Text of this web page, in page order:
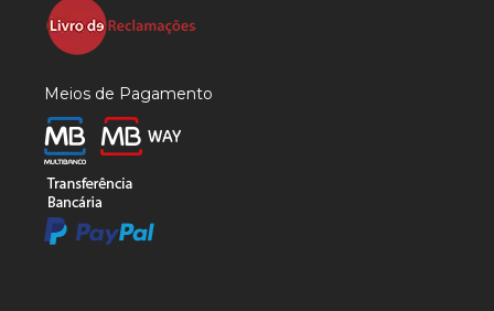
Meios de Pagamento